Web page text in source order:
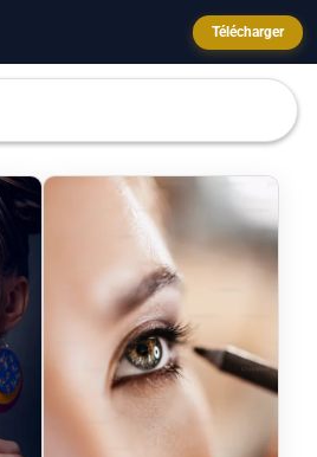
Télécharger